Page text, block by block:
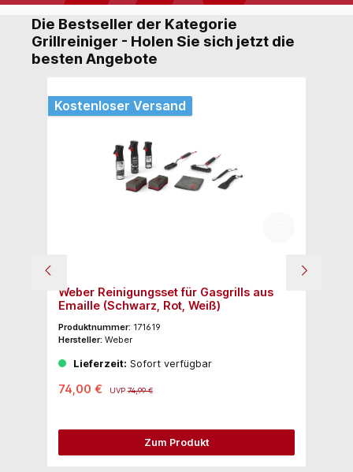
Die Bestseller der Kategorie
Grillreiniger - Holen Sie sich jetzt die
besten Angebote
Kostenloser Versand
Weber Reinigungsset für Gasgrills aus
Emaille (Schwarz, Rot, Weiß)
Produktnummer: 171619
Hersteller: Weber
Lieferzeit: Sofort verfügbar
74,00 € UVP74,99 €
Zum Produkt